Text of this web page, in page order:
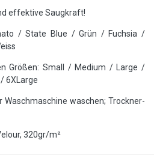
effektive Saugkraft!
/ State Blue / Grün / Fuchsia /
Größen: Small / Medium / Large /
6XLarge
Waschmaschine waschen; Trockner-
320gr/m²